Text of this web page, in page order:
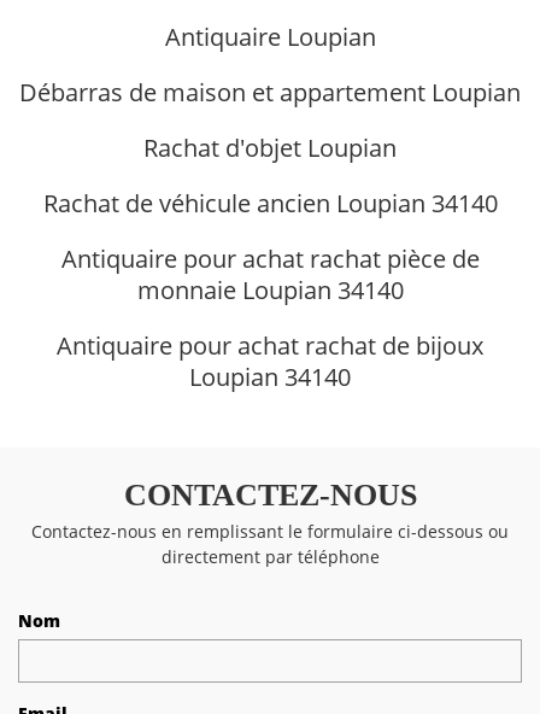
Antiquaire Loupian
Débarras de maison et appartement Loupian
Rachat d'objet Loupian
Rachat de véhicule ancien Loupian 34140
Antiquaire pour achat rachat pièce de
monnaie Loupian 34140
Antiquaire pour achat rachat de bijoux
Loupian 34140
CONTACTEZ-NOUS
Contactez-nous en remplissant le formulaire ci-dessous ou
directement par téléphone
Nom